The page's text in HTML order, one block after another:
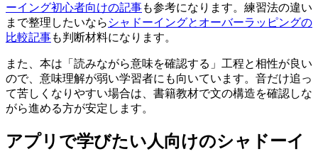
ーイング初心者向けの記事も参考になります。練習法の違い
まで整理したいなら シャドーイングとオーバーラッピングの
比較記事も判断材料になります。
また、本は「読みながら意味を確認する」工程と相性が良い
ので、意味理解が弱い学習者にも向いています。音だけ追っ
て苦しくなりやすい場合は、書籍教材で文の構造を確認しな
がら進める方が安定します。
アプリで学びたい人向けのシャドーイ